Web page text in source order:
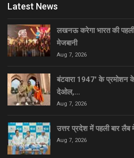
Latest News
लखनऊ करेगा भारत की पहली
मेजबानी
Aug 7, 2026
बंटवारा 1947′ के
देओल,…
Aug 7, 2026
उत्तर प्रदेश में पहली बार
Aug 7, 2026